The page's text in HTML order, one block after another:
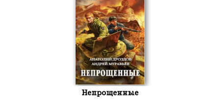
Непрощенные